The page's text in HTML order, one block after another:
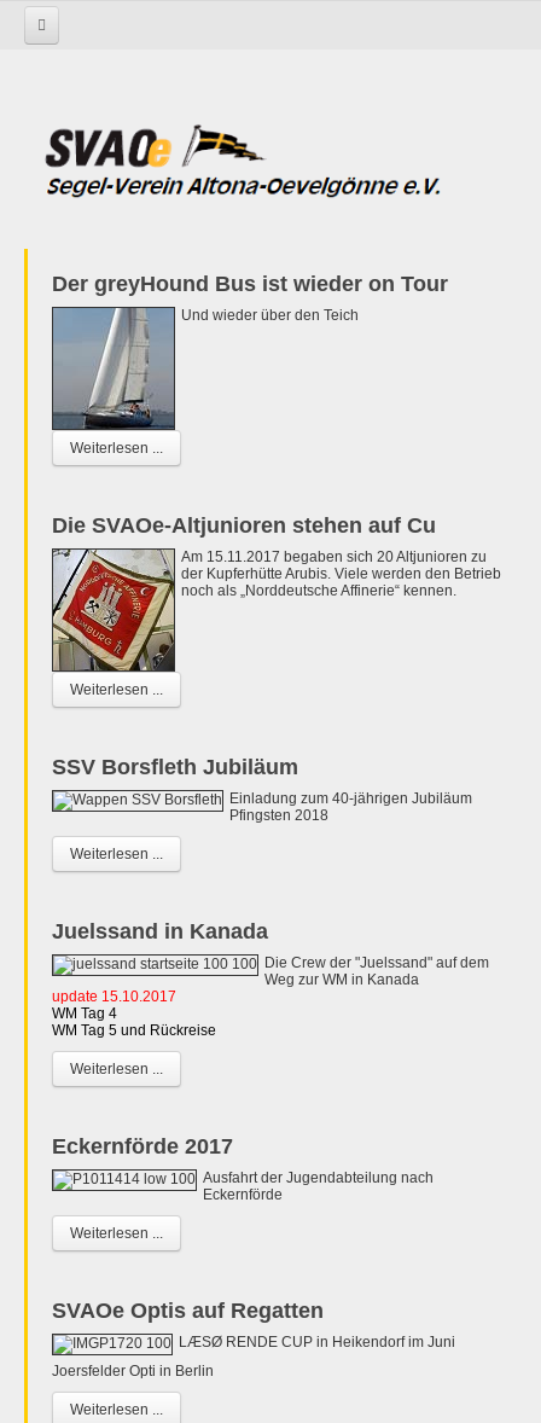
Der greyHound Bus ist wieder on Tour
Und wieder über den Teich
Weiterlesen ...
Die SVAOe-Altjunioren stehen auf Cu
Am 15.11.2017 begaben sich 20 Altjunioren zu
der Kupferhütte Arubis. Viele werden den Betrieb
noch als „Norddeutsche Affinerie“ kennen.
Weiterlesen ...
SSV Borsfleth Jubiläum
Einladung zum 40-jährigen Jubiläum
Pfingsten 2018
Weiterlesen ...
Juelssand in Kanada
Die Crew der "Juelssand" auf dem
Weg zur WM in Kanada
update 15.10.2017
WM Tag 4
WM Tag 5 und Rückreise
Weiterlesen ...
Eckernförde 2017
Ausfahrt der Jugendabteilung nach
Eckernförde
Weiterlesen ...
SVAOe Optis auf Regatten
LÆSØ RENDE CUP in Heikendorf im Juni
Joersfelder Opti in Berlin
Weiterlesen ...